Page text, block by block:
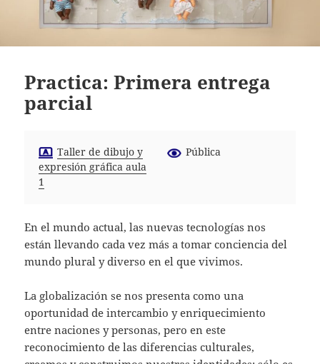
Practica: Primera entrega
parcial
Taller de dibujo y
expresión gráfica aula
1
Pública
En el mundo actual, las nuevas tecnologías nos
están llevando cada vez más a tomar conciencia del
mundo plural y diverso en el que vivimos.
La globalización se nos presenta como una
oportunidad de intercambio y enriquecimiento
entre naciones y personas, pero en este
reconocimiento de las diferencias culturales,